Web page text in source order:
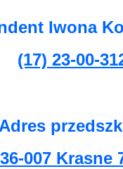
Iwona
(17) 23-00-
Adres
36-007 Krasne